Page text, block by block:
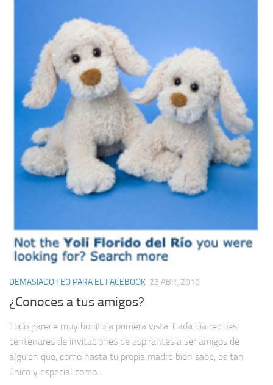
DEMASIADO FEO PARA EL FACEBOOK 25 ABR, 2010
¿Conoces a tus amigos?
Todo parece muy bonito a primera vista. Cada día recibes
centenares de invitaciones de aspirantes a ser amigos de
alguien que, como hasta tu propia madre bien sabe, es tan
único y especial como...